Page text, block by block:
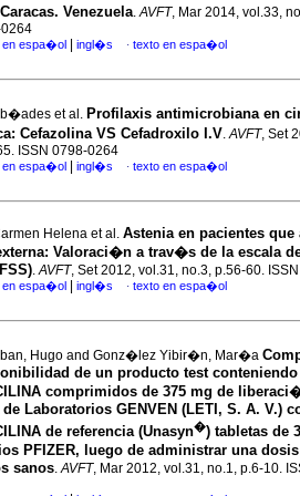
Venezuela.AVFT, Mar 2014, vol.33,
0264
en espa�ol ingl�s · texto en espa�ol
et al. Profilaxis antimicrobiana en
: Cefazolina VS Cefadroxilo I.V.AVFT, Set
ISSN 0798-0264
en espa�ol ingl�s · texto en espa�ol
Helena et al. Astenia en pacientes que
: Valoraci�n a trav�s de la escala
.AVFT, Set 2012, vol.31, no.3, p.56-60.
en espa�ol ingl�s · texto en espa�ol
Hugo and Gonz�lez Yibir�n, Mar�a
de un producto test conteniendo
comprimidos de 375 mg de
Laboratorios GENVEN (LETI, S. A. V.)
de referencia (Unasyn�) tabletas de
PFIZER, luego de administrar una
sanos.AVFT, Mar 2012, vol.31, no.1, p.6-10.